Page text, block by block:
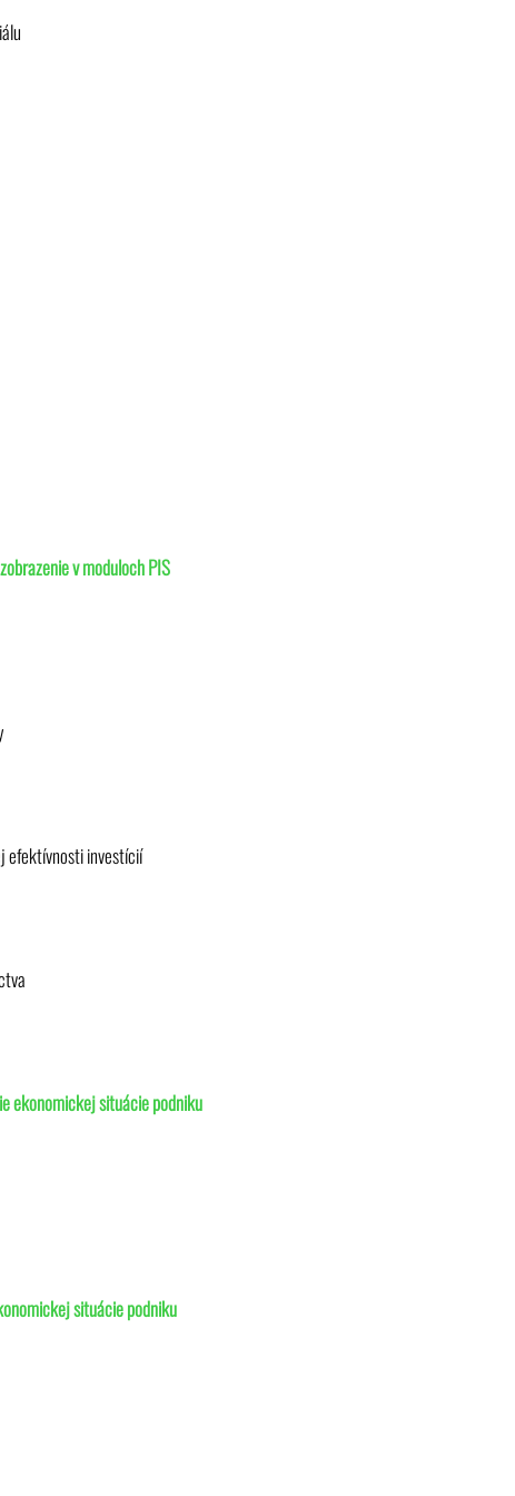
v moduloch PIS
efektívnosti investícií
ekonomickej situáciepodniku
situácie podniku